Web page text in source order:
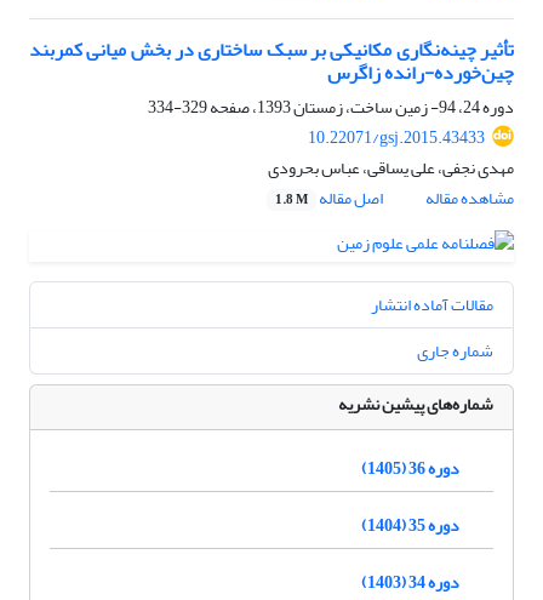
تأثیر چینه‌نگاری مکانیکی بر سبک ساختاری در بخش میانی کمربند
چین‌خورده-رانده زاگرس
دوره 24، 94- زمین ساخت، زمستان 1393، صفحه
329-334
10.22071/gsj.2015.43433
مهدی نجفی، علی یساقی، عباس بحرودی
مشاهده مقاله
اصل مقاله 1.8 M
مقالات آماده انتشار
شماره جاری
شماره‌های پیشین نشریه
دوره 36 (1405)
دوره 35 (1404)
دوره 34 (1403)